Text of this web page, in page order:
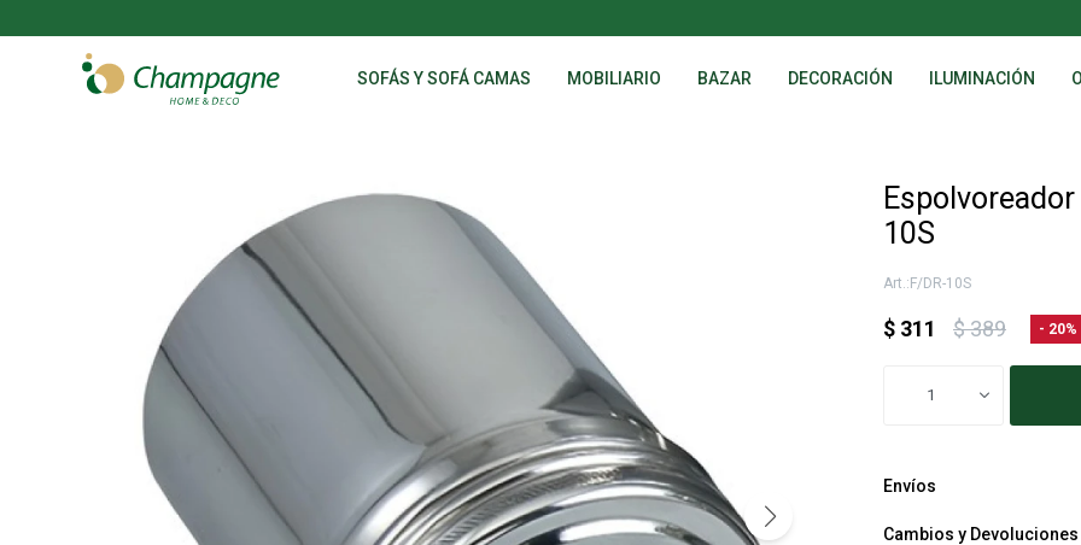
SOFÁS Y SOFÁ CAMAS MOBILIARIO BAZAR DECORACIÓN ILUMINACIÓN
10S
F/DR-10S
$ 311 $389 20
1
Envíos
Cambios y Devoluciones